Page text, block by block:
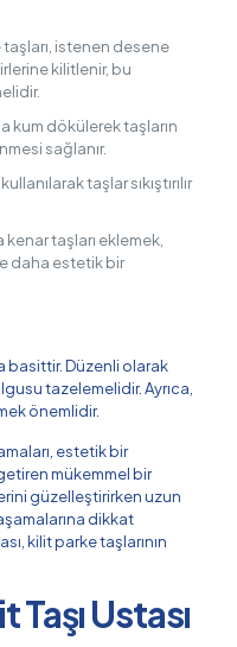
taşları, istenen desene
kilitlenir, bu
kum dökülerek taşların
sağlanır.
taşlar sıkıştırılır
kenar taşları eklemek,
daha estetik bir
basittir. Düzenli olarak
tazelemelidir. Ayrıca,
önemlidir.
estetik bir
mükemmel bir
güzelleştirirken uzun
dikkat
kilit parke taşlarının
Ustası